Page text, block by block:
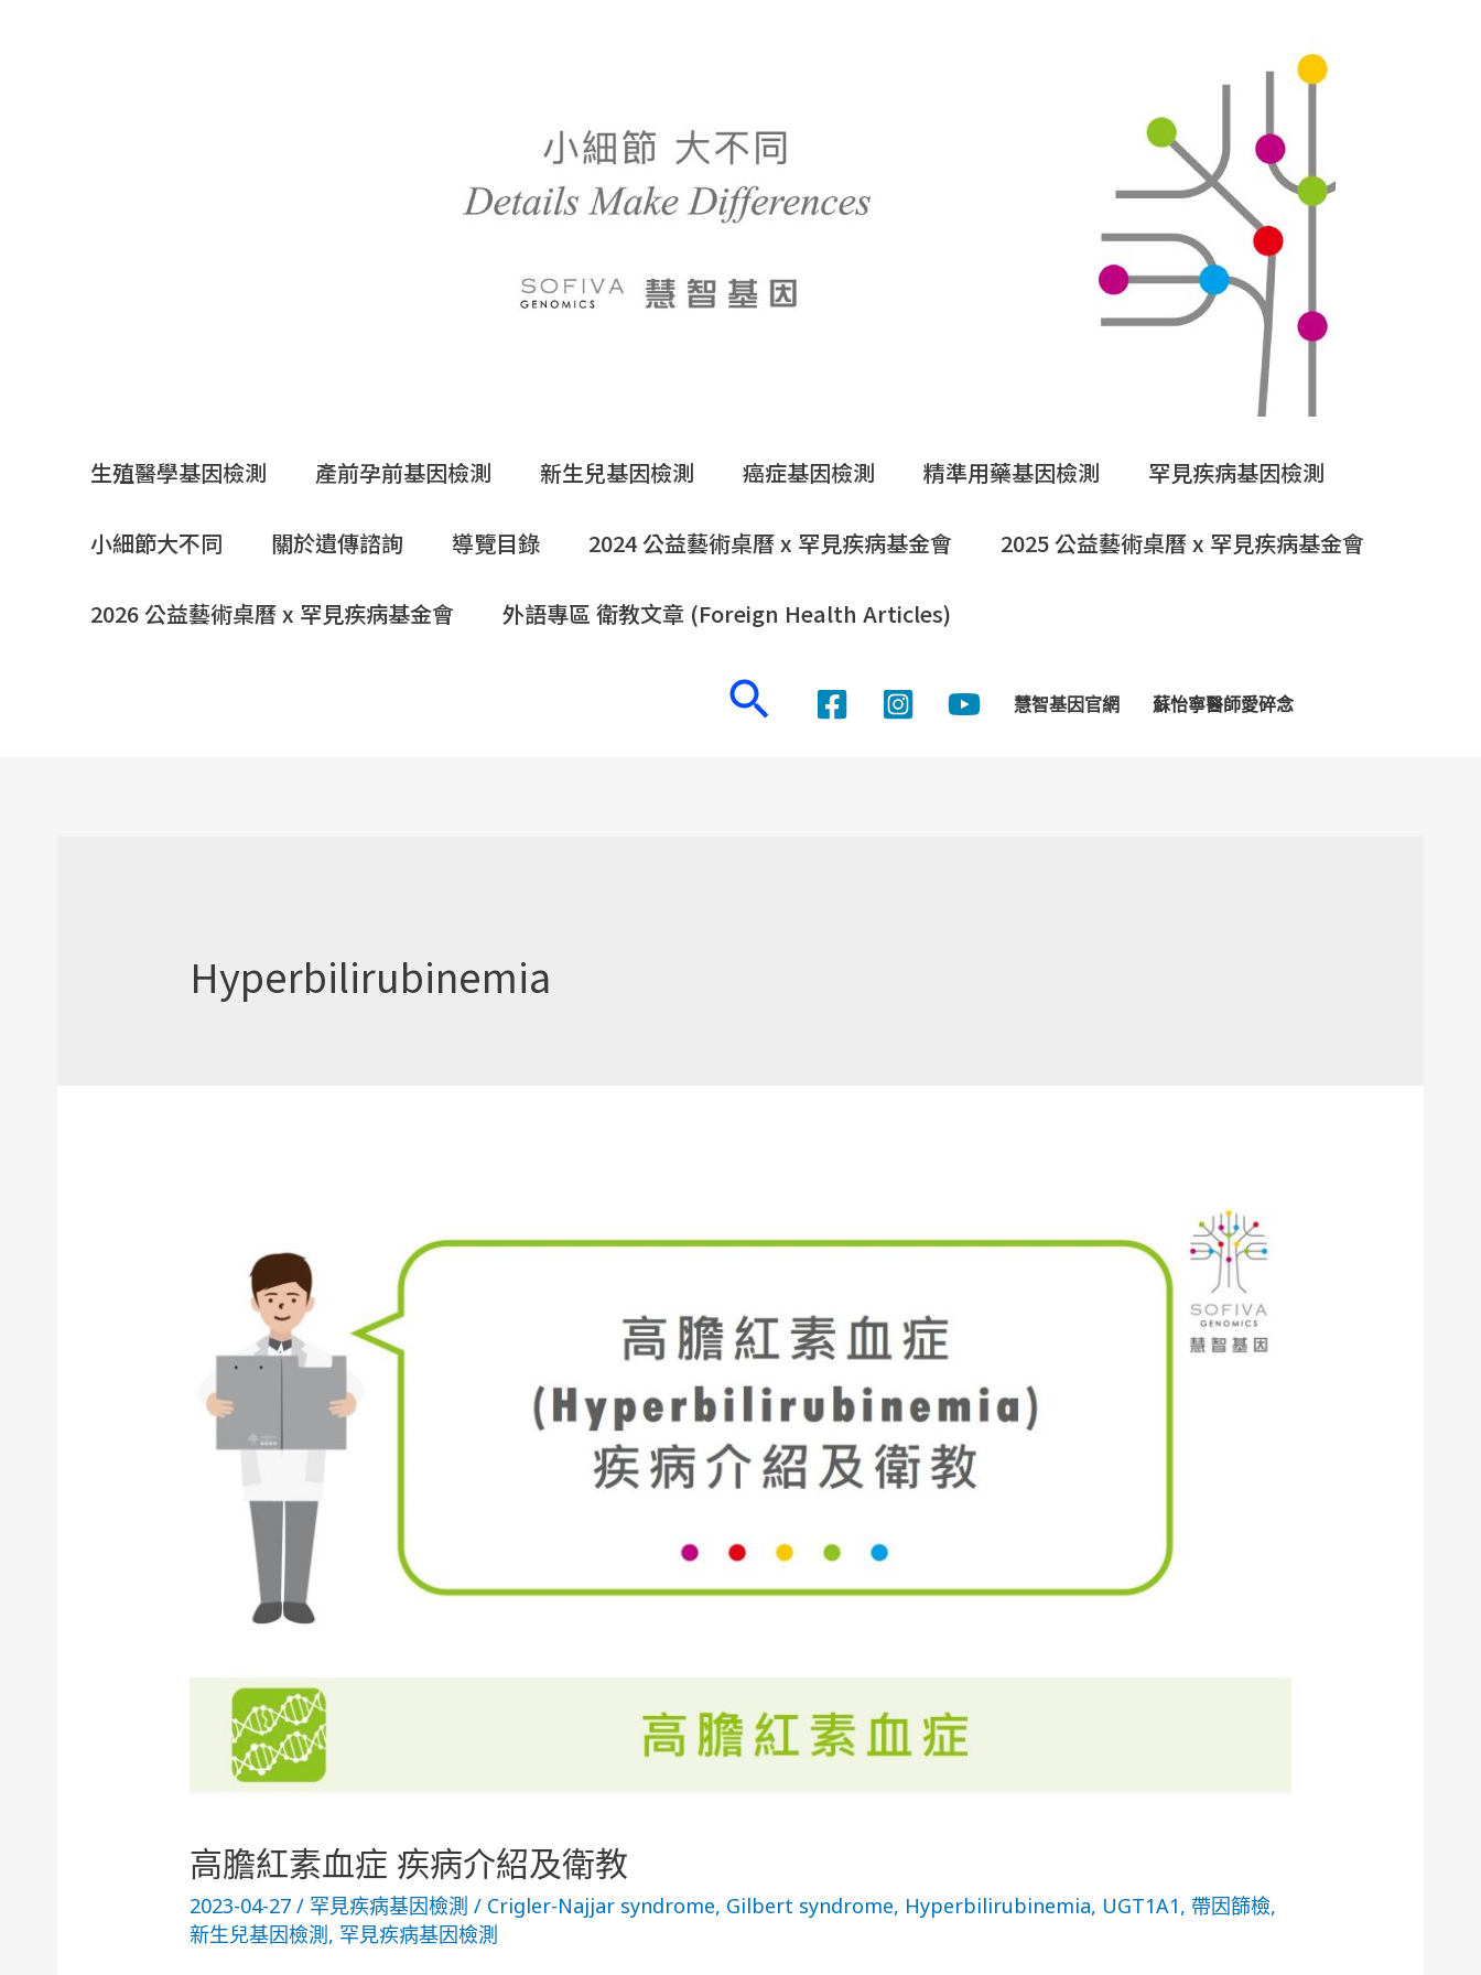
生殖醫學基因檢測 產前孕前基因檢測 新生兒基因檢測 癌症基因檢測 精準用藥基因檢測 罕見疾病基因檢測
小細節大不同 關於遺傳諮詢 導覽目錄 2024 公益藝術桌曆 x 罕見疾病基金會 2025 公益藝術桌曆 x 罕見疾病基金會
2026 公益藝術桌曆 x 罕見疾病基金會 外語專區 衛教文章 (Foreign Health Articles)
Search 慧智基因官網 蘇怡寧醫師愛碎念
Hyperbilirubinemia
高膽紅素血症 疾病介紹及衛教
2023-04-27 / 罕見疾病基因檢測 / Crigler-Najjar syndrome, Gilbert syndrome, Hyperbilirubinemia, UGT1A1, 帶因篩檢,
新生兒基因檢測, 罕見疾病基因檢測